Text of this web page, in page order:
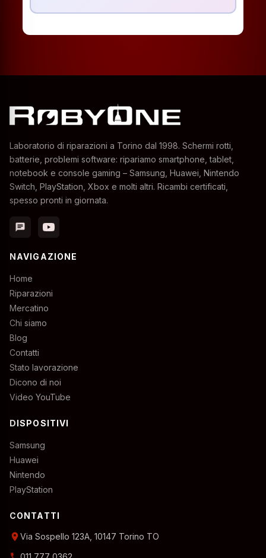
Laboratorio di riparazioni a Torino dal 1998. Schermi rotti,
batterie, problemi software: ripariamo smartphone, tablet,
notebook e console gaming – Samsung, Huawei, Nintendo
Switch, PlayStation, Xbox e molti altri. Ricambi certificati,
spesso pronti in giornata.
chat
NAVIGAZIONE
Home
Riparazioni
Mercatino
Chi siamo
Blog
Contatti
Stato lavorazione
Dicono di noi
Video YouTube
DISPOSITIVI
Samsung
Huawei
Nintendo
PlayStation
CONTATTI
location_onVia Sospello 123A, 10147 Torino TO